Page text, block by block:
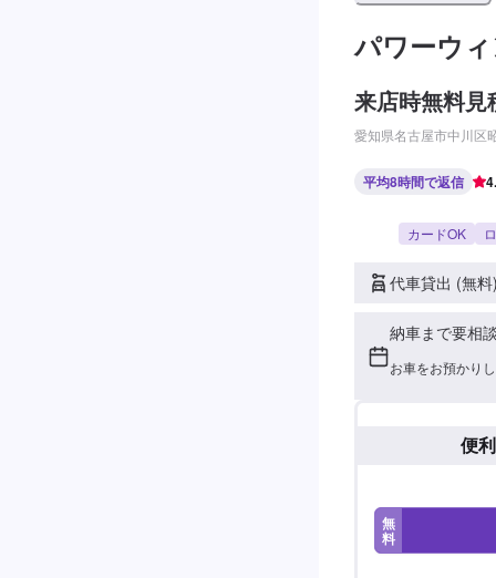
パワーウ
来店時無料見
愛知県名古屋市中川区
平均8時間で返信
カードOK
代車貸出 (無
納車まで要相
お車をお預かり
便
無
料